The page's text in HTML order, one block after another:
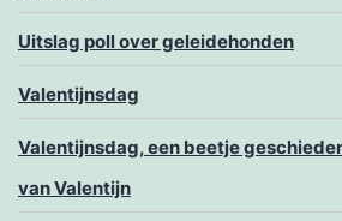
Uitslag poll over geleidehonden
Valentijnsdag
Valentijnsdag, een beetje
van Valentijn